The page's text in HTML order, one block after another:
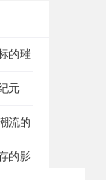
的璀
元
流的
的影